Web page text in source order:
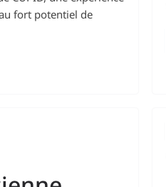
fort potentiel de